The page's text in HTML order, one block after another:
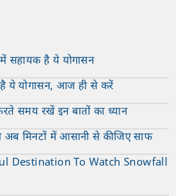
सहायक है ये योगासन
ये योगासन, आज ही से करें
समय रखें इन बातों का ध्यान
अब मिनटों में आसानी से कीजिए साफ
Destination To Watch Snowfall